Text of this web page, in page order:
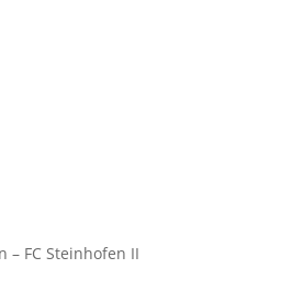
– FC Steinhofen II